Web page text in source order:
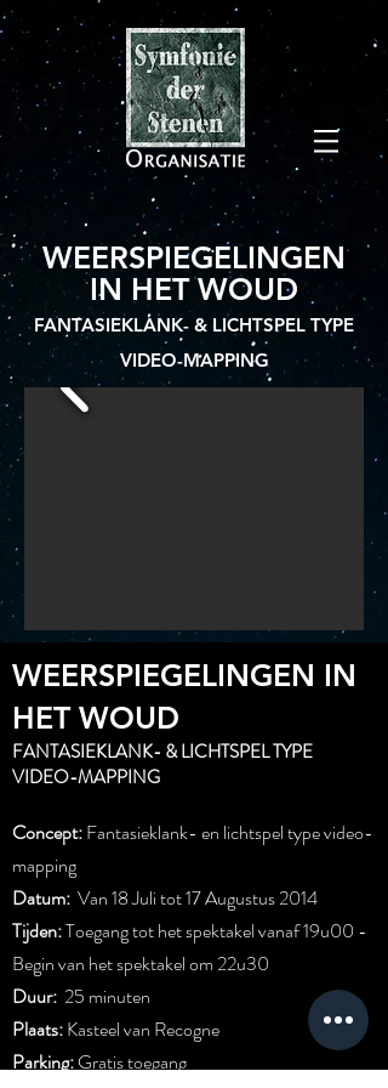
WEERSPIEGELINGEN
IN HET WOUD
FANTASIEKLANK- & LICHTSPEL TYPE
VIDEO-MAPPING
WEERSPIEGELINGEN IN
HET WOUD
FANTASIEKLANK- & LICHTSPEL TYPE
VIDEO-MAPPING
Concept:Fantasieklank- en lichtspel type video-
mapping
Datum: Van 18 Juli tot 17 Augustus 2014
Tijden:Toegang tot het spektakel vanaf 19u00 -
Begin van het spektakel om 22u30
Duur: 25 minuten
Plaats:Kasteel van Recogne
Parking:Gratis toegang